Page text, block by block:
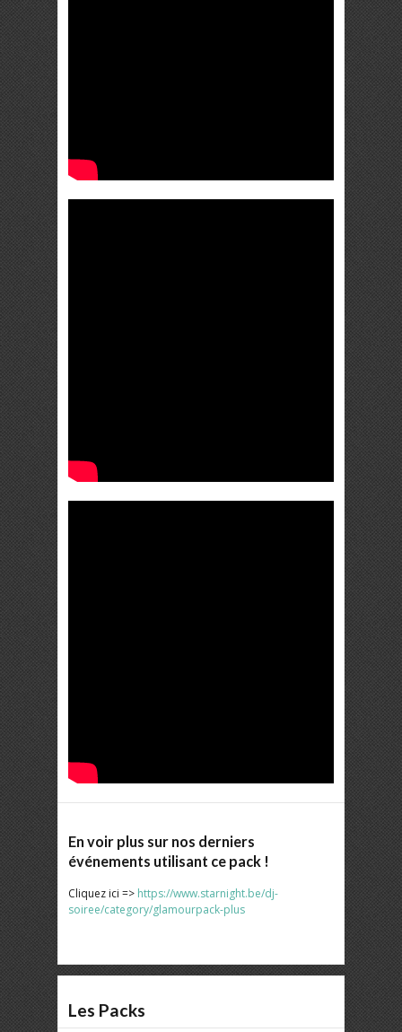
En voir plus sur nos derniers
événements utilisant ce pack !
Cliquez ici => https://www.starnight.be/dj-
soiree/category/glamourpack-plus
Les Packs